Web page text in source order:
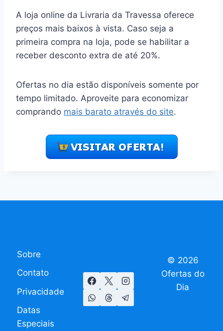
A loja online da Livraria da Travessa oferece
preços mais baixos à vista. Caso seja a
primeira compra na loja, pode se habilitar a
receber desconto extra de até 20%.
Ofertas no dia estão disponíveis somente por
tempo limitado. Aproveite para economizar
comprando mais barato através do site.
Sobre
Contato
Privacidade
Datas
Especiais
© 2026
Ofertas do
Dia